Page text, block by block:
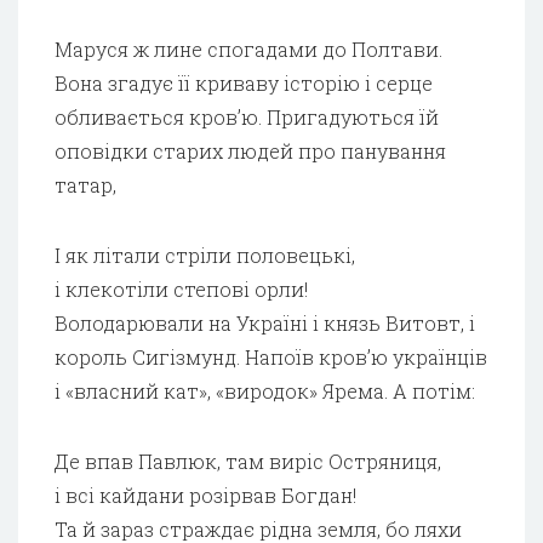
Маруся ж лине спогадами до Полтави.
Вона згадує її криваву історію і серце
обливається кров’ю. Пригадуються їй
оповідки старих людей про панування
татар,
І як літали стріли половецькі,
і клекотіли степові орли!
Володарювали на Україні і князь Витовт, і
король Сигізмунд. Напоїв кров’ю українців
і «власний кат», «виродок» Ярема. А потім:
Де впав Павлюк, там виріс Остряниця,
і всі кайдани розірвав Богдан!
Та й зараз страждає рідна земля, бо ляхи